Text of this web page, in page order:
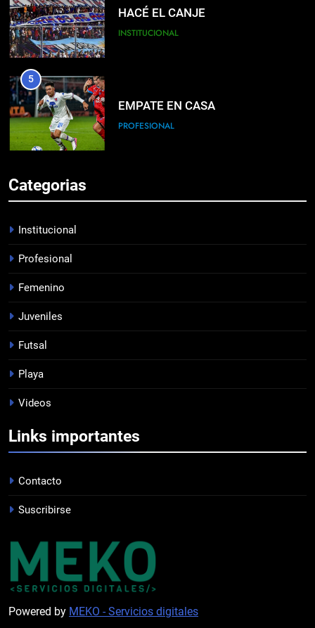
HACÉ EL CANJE
INSTITUCIONAL
5
EMPATE EN CASA
PROFESIONAL
DERROTA DE LOCAL
7
8
1
PROFESIONAL
PRÓXIMO PARTIDO
FEMENINO
Categorias
Institucional
Profesional
Femenino
Juveniles
Futsal
Playa
Videos
Links importantes
Contacto
Suscribirse
Powered by MEKO - Servicios digitales